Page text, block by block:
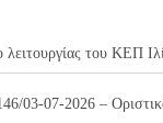
του ΚΕΠ
03-07-2026 –